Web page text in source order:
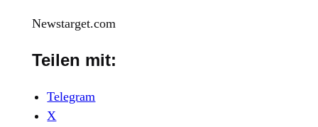
Newstarget.com
Teilen mit:
Telegram
X